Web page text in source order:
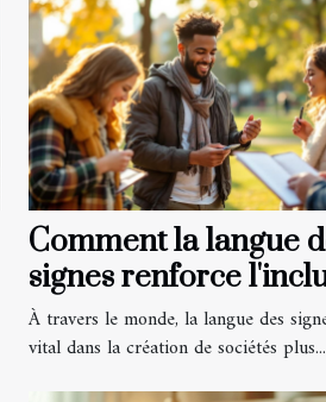
Comment la langue
signes renforce
sociale ?
À travers le monde, la langue des
vital dans la création de sociétés plus...